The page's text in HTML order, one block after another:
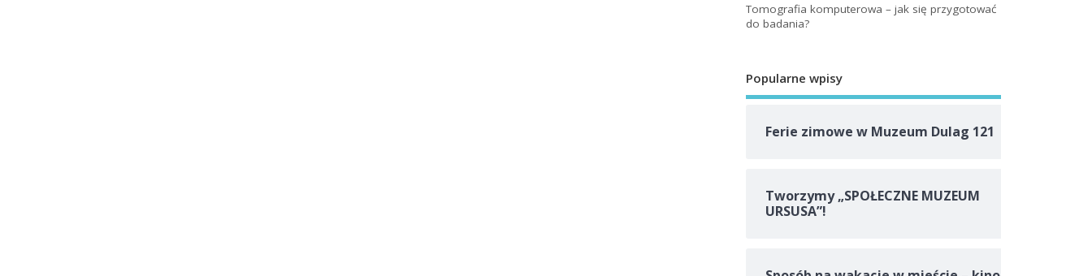
Tomografia komputerowa – jak się przygotować
do badania?
Popularne wpisy
Ferie zimowe w Muzeum Dulag 121
Tworzymy „SPOŁECZNE MUZEUM
URSUSA”!